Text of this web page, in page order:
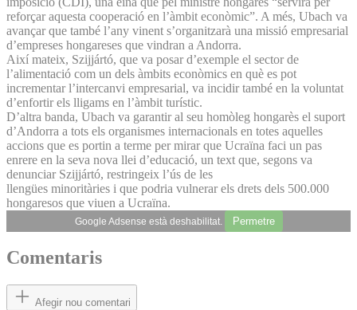
reforçar aquesta cooperació en l’àmbit econòmic”. A més, Ubach va
avançar que també l’any vinent s’organitzarà una missió empresarial
d’empreses hongareses que vindran a Andorra.
Així mateix, Szijjártó, que va posar d’exemple el sector de
l’alimentació com un dels àmbits econòmics en què es pot
incrementar l’intercanvi empresarial, va incidir també en la voluntat
d’enfortir els lligams en l’àmbit turístic.
D’altra banda, Ubach va garantir al seu homòleg hongarès el suport
d’Andorra a tots els organismes internacionals en totes aquelles
accions que es portin a terme per mirar que Ucraïna faci un pas
enrere en la seva nova llei d’educació, un text que, segons va
denunciar Szijjártó, restringeix l’ús de les
llengües minoritàries i que podria vulnerar els drets dels 500.000
hongaresos que viuen a Ucraïna.
Google Adsense està deshabilitat. Permetre
Comentaris
Afegir nou comentari